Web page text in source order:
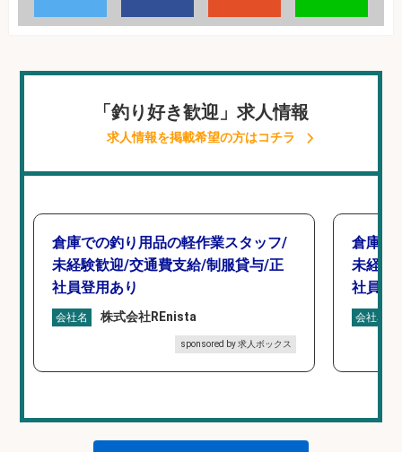
「釣り好き歓迎」求人情報
求人情報を掲載希望の方はコチラ
倉庫での釣り用品の軽作業スタッフ/
未経験歓迎/交通費支給/制服貸与/正
社員登用あり
会社名 株式会社REnista
sponsored by 求人ボックス
倉庫で
未経験
社員登
会社名